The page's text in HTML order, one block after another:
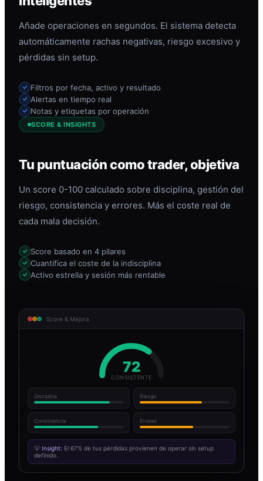
Añade operaciones en segundos. El sistema detecta
automáticamente rachas negativas, riesgo excesivo y
pérdidas sin setup.
Filtros por fecha, activo y resultado
Alertas en tiempo real
Notas y etiquetas por operación
SCORE & INSIGHTS
Tu puntuación como trader, objetiva
Un score 0-100 calculado sobre disciplina, gestión del
riesgo, consistencia y errores. Más el coste real de
cada mala decisión.
Score basado en 4 pilares
Cuantifica el coste de la indisciplina
Activo estrella y sesión más rentable
Score & Mejora
72
CONSISTENTE
Disciplina Riesgo
Consistencia Errores
💡 Insight: El 67% de tus pérdidas provienen de operar sin setup
definido.